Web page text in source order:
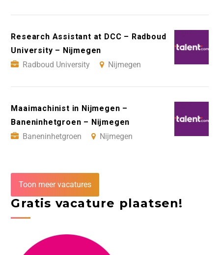
Research Assistant at DCC – Radboud
University – Nijmegen
Radboud University
Nijmegen
Maaimachinist in Nijmegen –
Baneninhetgroen – Nijmegen
Baneninhetgroen
Nijmegen
Toon meer vacatures
Gratis vacature plaatsen!